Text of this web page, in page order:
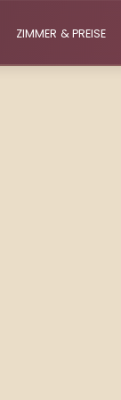
ZIMMER & PREISE